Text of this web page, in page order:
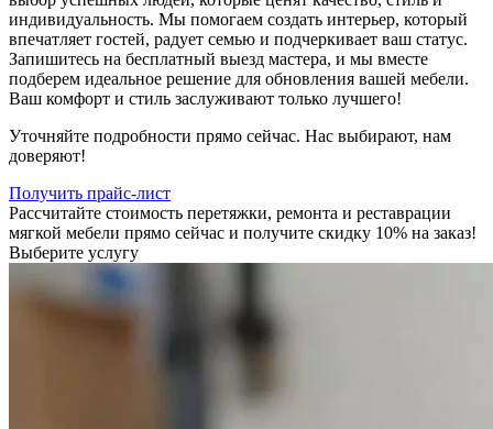
индивидуальность. Мы помогаем создать интерьер, который
впечатляет гостей, радует семью и подчеркивает ваш статус.
Запишитесь на бесплатный выезд мастера, и мы вместе
подберем идеальное решение для обновления вашей мебели.
Ваш комфорт и стиль заслуживают только лучшего!
Уточняйте подробности прямо сейчас. Нас выбирают, нам
доверяют!
Получить прайс-лист
Рассчитайте стоимость перетяжки, ремонта и реставрации
мягкой мебели прямо сейчас и получите скидку 10% на заказ!
Выберите услугу